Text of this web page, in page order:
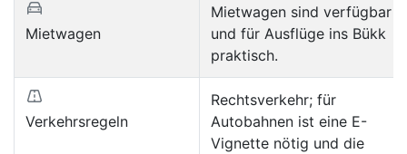
Mietwagen
Mietwagen sind verfügbar
und für Ausflüge ins Bükk
praktisch.
Verkehrsregeln
Rechtsverkehr; für
Autobahnen ist eine E-
Vignette nötig und die